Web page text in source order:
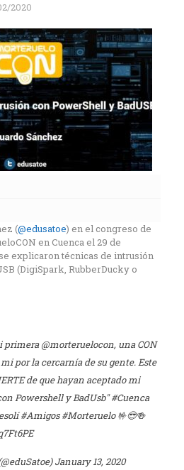
2020
(@edusatoe) en el congreso de
en Cuenca el 29 de
explicaron técnicas de intrusión
(DigiSpark, RubberDucky o
primera@morteruelocon, una CON
por la cercarnía de su gente. Este
de que hayan aceptado mi
Powershell y BadUsb"#Cuenca
#Amigos #Morteruelo🤟😎🍻
January 13, 2020